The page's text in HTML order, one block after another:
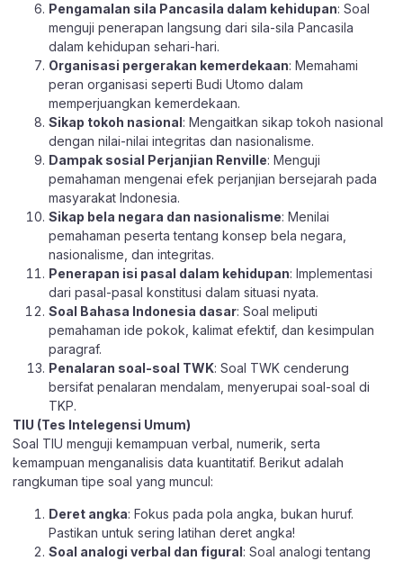
Pengamalan sila Pancasila dalam kehidupan: Soal
menguji penerapan langsung dari sila-sila Pancasila
dalam kehidupan sehari-hari.
Organisasi pergerakan kemerdekaan: Memahami
peran organisasi seperti Budi Utomo dalam
memperjuangkan kemerdekaan.
Sikap tokoh nasional: Mengaitkan sikap tokoh nasional
dengan nilai-nilai integritas dan nasionalisme.
Dampak sosial Perjanjian Renville: Menguji
pemahaman mengenai efek perjanjian bersejarah pada
masyarakat Indonesia.
Sikap bela negara dan nasionalisme: Menilai
pemahaman peserta tentang konsep bela negara,
nasionalisme, dan integritas.
Penerapan isi pasal dalam kehidupan: Implementasi
dari pasal-pasal konstitusi dalam situasi nyata.
Soal Bahasa Indonesia dasar: Soal meliputi
pemahaman ide pokok, kalimat efektif, dan kesimpulan
paragraf.
Penalaran soal-soal TWK: Soal TWK cenderung
bersifat penalaran mendalam, menyerupai soal-soal di
TKP.
TIU (Tes Intelegensi Umum)
Soal TIU menguji kemampuan verbal, numerik, serta
kemampuan menganalisis data kuantitatif. Berikut adalah
rangkuman tipe soal yang muncul:
Deret angka: Fokus pada pola angka, bukan huruf.
Pastikan untuk sering latihan deret angka!
Soal analogi verbal dan figural: Soal analogi tentang